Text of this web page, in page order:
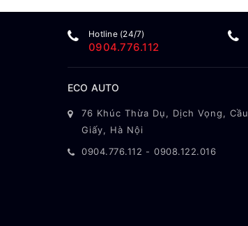
Hotline (24/7)
0904.776.112
ECO AUTO
76 Khúc Thừa Dụ, Dịch Vọng, Cầu
Giấy, Hà Nội
0904.776.112 - 0908.122.016